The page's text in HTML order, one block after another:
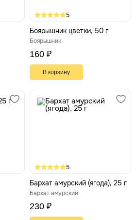
5
Боярышник цветки, 50 г
Боярышник
160 ₽
В корзину
5
Бархат амурский (ягода), 25 г
Бархат амурский
230 ₽